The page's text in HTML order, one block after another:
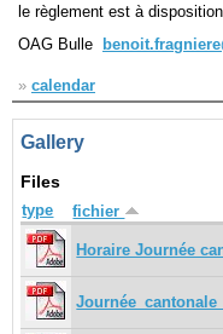
Demander un nouveau
le règlement est à
OAG Bulle
» calendar
Gallery
Files
type fichier
Horaire Journée